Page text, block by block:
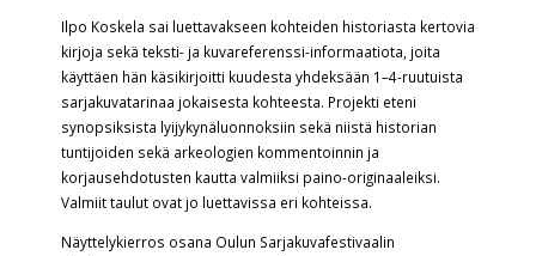
Ilpo Koskela sai luettavakseen kohteiden historiasta kertovia
kirjoja sekä teksti- ja kuvareferenssi-informaatiota, joita
käyttäen hän käsikirjoitti kuudesta yhdeksään 1–4-ruutuista
sarjakuvatarinaa jokaisesta kohteesta. Projekti eteni
synopsiksista lyijykynäluonnoksiin sekä niistä historian
tuntijoiden sekä arkeologien kommentoinnin ja
korjausehdotusten kautta valmiiksi paino-originaaleiksi.
Valmiit taulut ovat jo luettavissa eri kohteissa.
Näyttelykierros osana Oulun Sarjakuvafestivaalin